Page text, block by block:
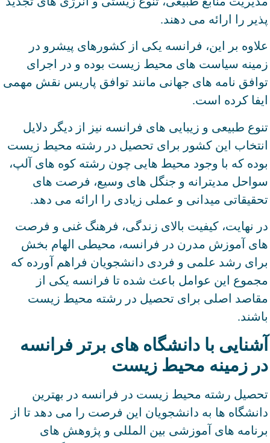
پذیر را ارائه می دهند.
علاوه بر این، فرانسه یکی از کشورهای پیشرو در
زمینه سیاست های محیط زیست بوده و در اجرای
توافق نامه های جهانی مانند توافق پاریس نقش مهمی
ایفا کرده است.
تنوع طبیعی و زیبایی های فرانسه نیز از دیگر دلایل
انتخاب این کشور برای تحصیل در رشته محیط زیست
بوده که با وجود محیط هایی چون رشته کوه های آلپ،
سواحل مدیترانه و جنگل های وسیع، فرصت های
تحقیقاتی میدانی و عملی زیادی را ارائه می دهد.
در نهایت، کیفیت بالای زندگی، فرهنگ غنی و فرصت
های آموزش مدرن در فرانسه، محیطی الهام بخش
برای رشد علمی و فردی دانشجویان فراهم آورده که
مجموع این عوامل باعث شده تا فرانسه یکی از
مقاصد اصلی برای تحصیل در رشته محیط زیست
باشند.
آشنایی با دانشگاه های برتر فرانسه
در زمینه محیط زیست
تحصیل رشته محیط زیست در فرانسه در بهترین
دانشگاه ها به دانشجویان این فرصت را می دهد تا از
برنامه های آموزشی بین المللی و پژوهش های